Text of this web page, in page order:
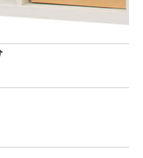
化粧繊維板